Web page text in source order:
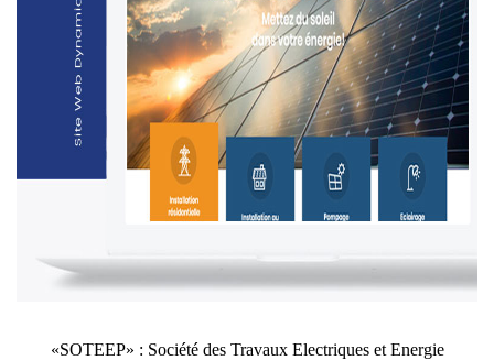
«SOTEEP» : Société des Travaux Electriques et Energie